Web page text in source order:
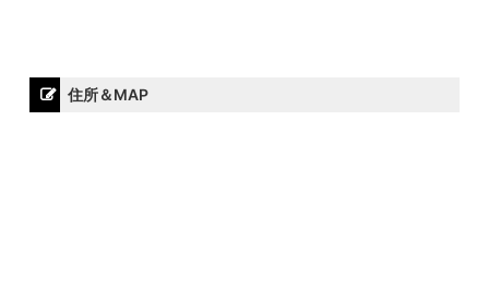
住所＆MAP